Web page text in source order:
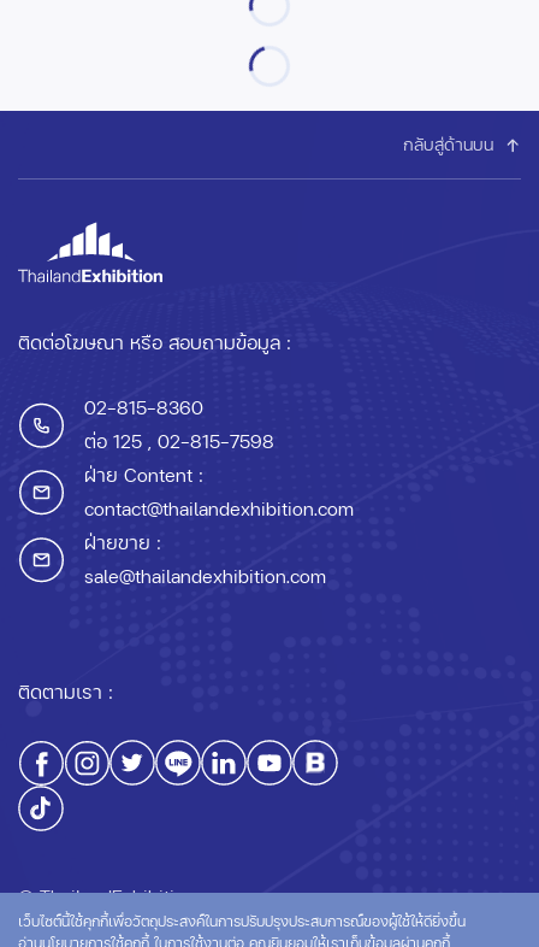
กลับสู่ด้านบน
ติดต่อโฆษณา หรือ สอบถามข้อมูล :
02-815-8360
ต่อ 125 , 02-815-7598
ฝ่าย Content :
contact@thailandexhibition.com
ฝ่ายขาย :
sale@thailandexhibition.com
ติดตามเรา :
© ThailandExhibition.com
เว็บไซต์นี้ใช้คุกกี้เพื่อวัตถุประสงค์ในการปรับปรุงประสบการณ์ของผู้ใช้ให้ดียิ่งขึ้น
อ่านนโยบายการใช้คุกกี้ ในการใช้งานต่อ คุณยินยอมให้เราเก็บข้อมูลผ่านคุกกี้